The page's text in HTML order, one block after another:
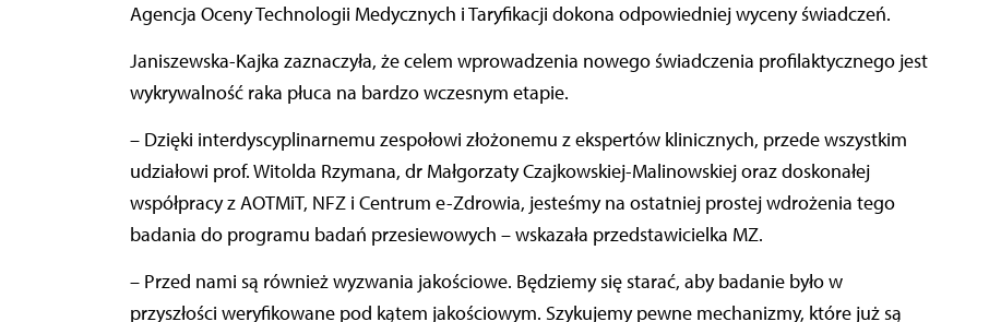
Agencja Oceny Technologii Medycznych i Taryfikacji dokona odpowiedniej wyceny świadczeń.
Janiszewska-Kajka zaznaczyła, że celem wprowadzenia nowego świadczenia profilaktycznego jest
wykrywalność raka płuca na bardzo wczesnym etapie.
– Dzięki interdyscyplinarnemu zespołowi złożonemu z ekspertów klinicznych, przede wszystkim
udziałowi prof. Witolda Rzymana, dr Małgorzaty Czajkowskiej-Malinowskiej oraz doskonałej
współpracy z AOTMiT, NFZ i Centrum e-Zdrowia, jesteśmy na ostatniej prostej wdrożenia tego
badania do programu badań przesiewowych – wskazała przedstawicielka MZ.
– Przed nami są również wyzwania jakościowe. Będziemy się starać, aby badanie było w
przyszłości weryfikowane pod kątem jakościowym. Szykujemy pewne mechanizmy, które już są